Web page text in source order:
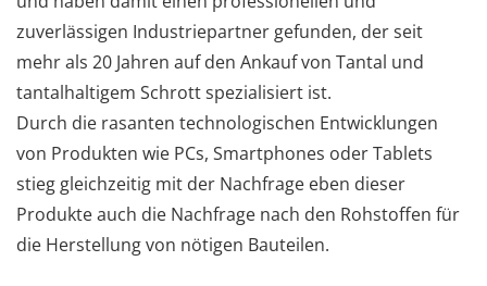
zuverlässigen Industriepartner gefunden, der seit
mehr als 20 Jahren auf den Ankauf von Tantal und
tantalhaltigem Schrott spezialisiert ist.
Durch die rasanten technologischen Entwicklungen
von Produkten wie PCs, Smartphones oder Tablets
stieg gleichzeitig mit der Nachfrage eben dieser
Produkte auch die Nachfrage nach den Rohstoffen für
die Herstellung von nötigen Bauteilen.